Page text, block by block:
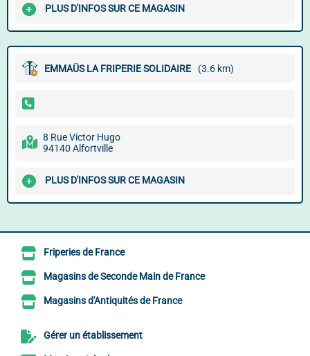
PLUS D'INFOS SUR CE MAGASIN
EMMAÜS LA FRIPERIE SOLIDAIRE (3.6 km)
8 Rue Victor Hugo
94140 Alfortville
PLUS D'INFOS SUR CE MAGASIN
Friperies de France
Magasins de Seconde Main de France
Magasins d'Antiquités de France
Gérer un établissement